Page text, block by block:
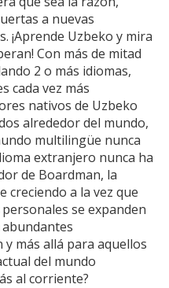
a nuevas
¡Aprende Uzbeko y mira
Con más de mitad
2 o más idiomas,
cada vez más
nativos de Uzbeko
alrededor del mundo,
multilingüe nunca
extranjero nunca ha
de Boardman, la
creciendo a la vez que
se expanden
más allá para aquellos
del mundo
al corriente?